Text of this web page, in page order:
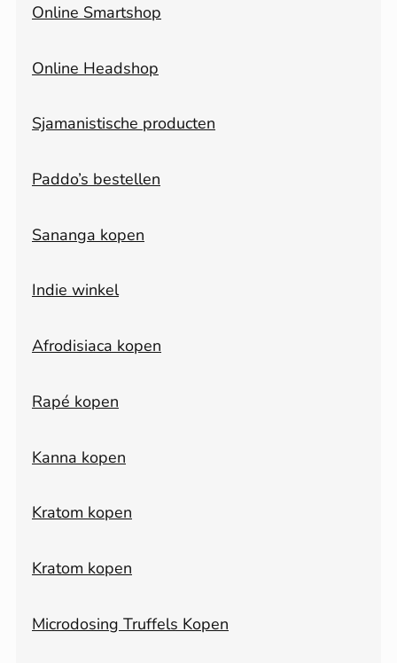
Online Smartshop
Online Headshop
Sjamanistische producten
Paddo’s bestellen
Sananga kopen
Indie winkel
Afrodisiaca kopen
Rapé kopen
Kanna kopen
Kratom kopen
Kratom kopen
Microdosing Truffels Kopen